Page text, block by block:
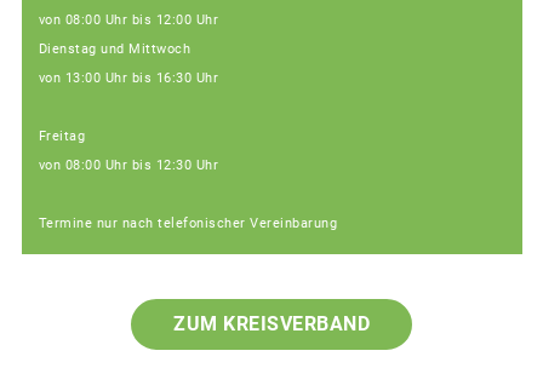
von 08:00 Uhr bis 12:00 Uhr
Dienstag und Mittwoch
von 13:00 Uhr bis 16:30 Uhr
Freitag
von 08:00 Uhr bis 12:30 Uhr
Termine nur nach telefonischer Vereinbarung
ZUM KREISVERBAND